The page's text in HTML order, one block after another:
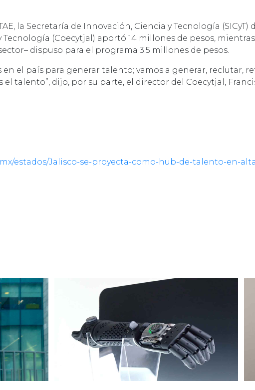
la Secretaría de Innovación, Ciencia y Tecnología (SICyT)
Tecnología (Coecytjal) aportó 14 millones de pesos,
dispuso para el programa 3.5 millones de pesos.
en el país para generar talento; vamos a generar, reclutar,
el talento”, dijo, por su parte, el director del Coecytjal,
estados/Jalisco-se-proyecta-como-hub-de-talento-en-